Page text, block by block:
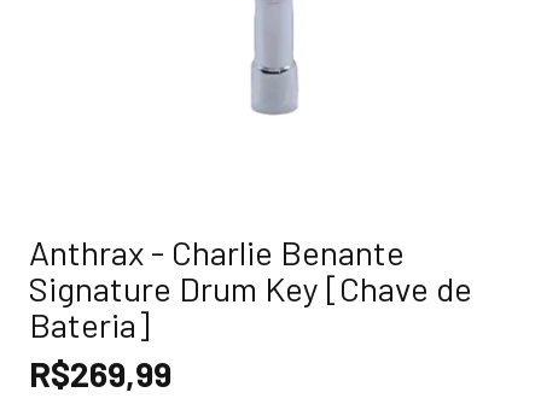
Anthrax - Charlie Benante
Signature Drum Key [Chave de
Bateria]
R$269,99